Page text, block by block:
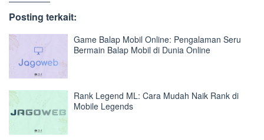
Posting terkait:
Game Balap Mobil Online: Pengalaman Seru
Bermain Balap Mobil di Dunia Online
Rank Legend ML: Cara Mudah Naik Rank di
Mobile Legends